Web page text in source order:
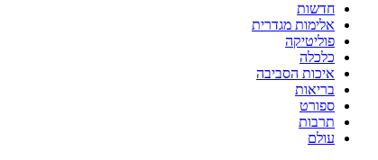
חדשות
אלימות מגדרית
פוליטיקה
כלכלה
איכות הסביבה
בריאות
ספורט
תרבות
עולם